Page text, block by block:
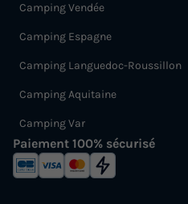
Camping Vendée
Camping Espagne
Camping Languedoc-Roussillon
Camping Aquitaine
Camping Var
Paiement 100% sécurisé